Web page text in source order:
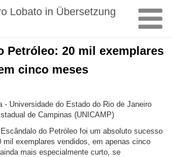
Lobato in Übersetzung
Petróleo: 20 mil exemplares
cinco meses
- Universidade do Estado do Rio de Janeiro
de Campinas (UNICAMP)
do Petróleo foi um absoluto sucesso
mil exemplares vendidos, em apenas cinco
mais especialmente curto, se